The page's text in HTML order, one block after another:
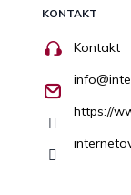
KONTAKT
Kontakt
info@
https://